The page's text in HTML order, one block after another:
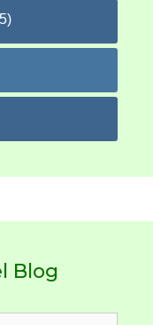
Blog